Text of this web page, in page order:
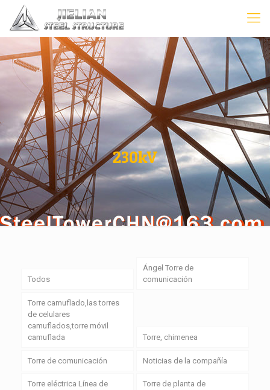
230kV
Todos
Ángel Torre de
comunicación
Torre camuflado,las torres
de celulares
camuflados,torre móvil
camuflada
Torre, chimenea
Torre de comunicación Noticias de la compañía
Torre eléctrica Línea de
Torre de planta de